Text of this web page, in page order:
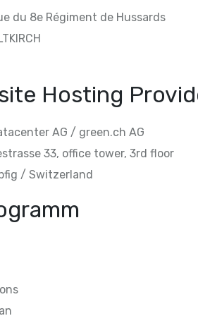
du 8e Régiment de Hussards
Hosting
AG / green.ch AG
33, office tower, 3rd floor
/ Switzerland